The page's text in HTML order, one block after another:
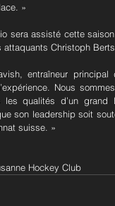
»
sera assisté cette
attaquants Christoph
entraîneur
Nous
les qualités d’un
son leadership soit
suisse. »
Hockey Club